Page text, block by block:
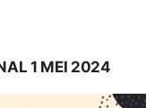
1 MEI 2024